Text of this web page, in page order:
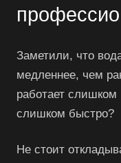
Заметили, что
медленнее, чем
работает
слишком быстро?
Не стоит